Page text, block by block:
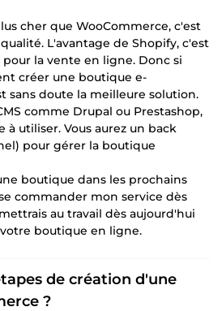
cher que WooCommerce, c'est
L'avantage de Shopify, c'est
la vente en ligne. Donc si
créer une boutique e-
sans doute la meilleure solution.
comme Drupal ou Prestashop,
à utiliser. Vous aurez un back
pour gérer la boutique
boutique dans les prochains
commander mon service dès
au travail dès aujourd'hui
boutique en ligne.
de création d'une
?